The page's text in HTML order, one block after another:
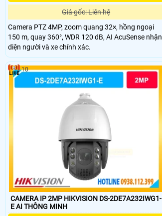
Giá gốc: Liên hệ
Camera PTZ 4MP, zoom quang 32×, hồng ngoại
150 m, quay 360°, WDR 120 dB, AI AcuSense nhận
diện người và xe chính xác.
CAMERA IP 2MP HIKVISION DS-2DE7A232IWG1-
E AI THÔNG MINH
10